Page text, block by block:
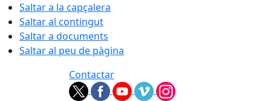
Saltar a la capçalera
Saltar al contingut
Saltar a documents
Saltar al peu de pàgina
Contactar